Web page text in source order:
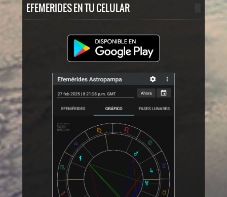
EFEMERIDES EN TU CELULAR